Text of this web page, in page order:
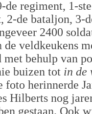
de regiment, 1-
2-de bataljon, 3-
2400
de veldkeukens
behulp van
buizen tot in de
herinnerde
Hilberts nog
gestaan. Ook